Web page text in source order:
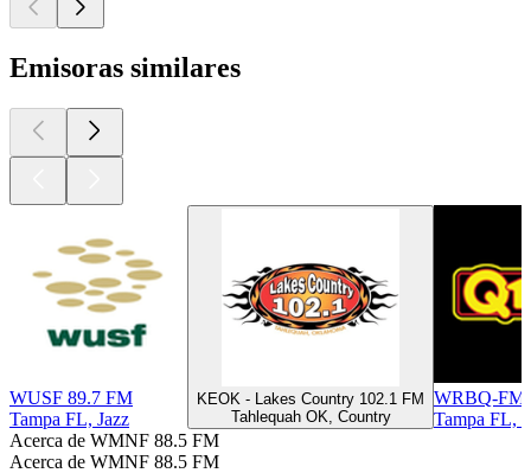
Emisoras similares
WUSF 89.7 FM
Tampa FL, Jazz
KEOK - Lakes Country 102.1 FM
Tahlequah OK, Country
WRBQ-FM
Tampa FL,
Acerca de WMNF 88.5 FM
Acerca de WMNF 88.5 FM